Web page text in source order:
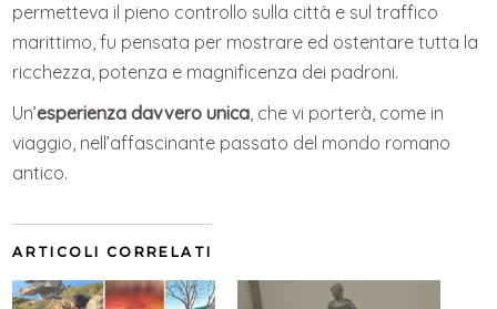
permetteva il pieno controllo sulla città e sul traffico
marittimo, fu pensata per mostrare ed ostentare tutta la
ricchezza, potenza e magnificenza dei padroni.
Un’esperienza davvero unica, che vi porterà, come in
viaggio, nell’affascinante passato del mondo romano
antico.
ARTICOLI CORRELATI